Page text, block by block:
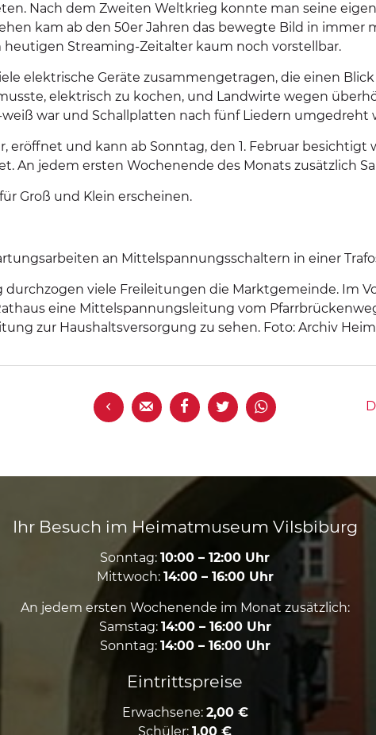
Nach dem Zweiten Weltkrieg konnte man seine
kam ab den 50er Jahren das bewegte Bild in immer
heutigen Streaming-Zeitalter kaum noch vorstellbar.
elektrische Geräte zusammengetragen, die einen
elektrisch zu kochen, und Landwirte wegen
weiß war und Schallplatten nach fünf Liedern
eröffnet und kann ab Sonntag, den 1. Februar
An jedem ersten Wochenende des Monats zusätzlich
Groß und Klein erscheinen.
an Mittelspannungsschaltern in einer
viele Freileitungen die Marktgemeinde. Im
eine Mittelspannungsleitung vom
zur Haushaltsversorgung zu sehen. Foto: Archiv
    
Ihr Besuch im Heimatmuseum Vilsbiburg
Sonntag:10:00 – 12:00 Uhr
Mittwoch: 14:00 – 16:00 Uhr
An jedem ersten Wochenende im Monat zusätzlich:
Samstag: 14:00 – 16:00 Uhr
Sonntag: 14:00 – 16:00 Uhr
Eintrittspreise
Erwachsene: 2,00 €
Schüler:1,00 €